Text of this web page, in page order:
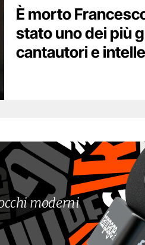
È morto
stato uno dei più
cantautori e
moderni